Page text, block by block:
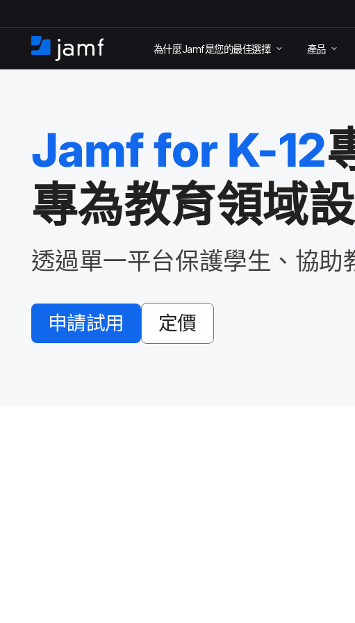
​
至
住
家
為​什麼Jamf是​您​的​最佳​選擇 產品
Jamf for K-12
專為​教育​領域​
透過​單​一​平​台保護​學生、​協助​
申請​試用 定​價